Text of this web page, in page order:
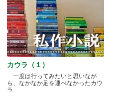
カウラ（１）
一度は行ってみたいと思いなが
ら、なかなか足を運べなかったカウ
ラ.....